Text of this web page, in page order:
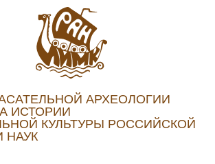
АРХЕОЛОГИИ
ИСТОРИИ
КУЛЬТУРЫ РОССИЙСКОЙ
НАУК